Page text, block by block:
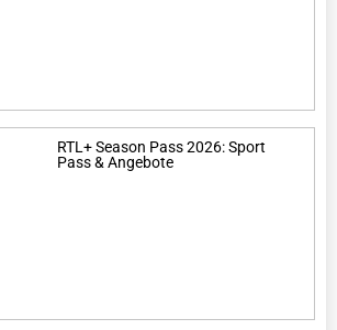
RTL+ Season Pass 2026: Sport
Pass & Angebote